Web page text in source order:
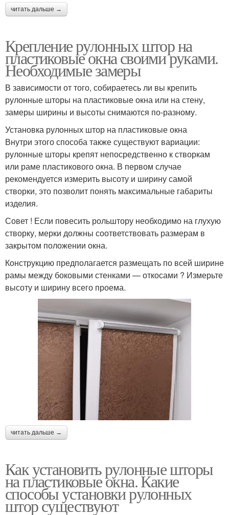
читать дальше →
Крепление рулонных штор на
пластиковые окна своими руками.
Необходимые замеры
В зависимости от того, собираетесь ли вы крепить
рулонные шторы на пластиковые окна или на стену,
замеры ширины и высоты снимаются по-разному.
Установка рулонных штор на пластиковые окна
Внутри этого способа также существуют вариации:
рулонные шторы крепят непосредственно к створкам
или раме пластикового окна. В первом случае
рекомендуется измерить высоту и ширину самой
створки, это позволит понять максимальные габариты
изделия.
Совет ! Если повесить рольштору необходимо на глухую
створку, мерки должны соответствовать размерам в
закрытом положении окна.
Конструкцию предполагается размещать по всей ширине
рамы между боковыми стенками — откосами ? Измерьте
высоту и ширину всего проема.
читать дальше →
Как установить рулонные шторы
на пластиковые окна. Какие
способы установки рулонных
штор существуют